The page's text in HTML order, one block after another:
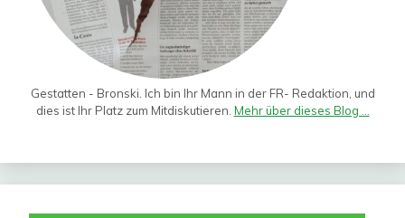
Gestatten - Bronski. Ich bin Ihr Mann in der FR- Redaktion, und
dies ist Ihr Platz zum Mitdiskutieren. Mehr über dieses Blog ...